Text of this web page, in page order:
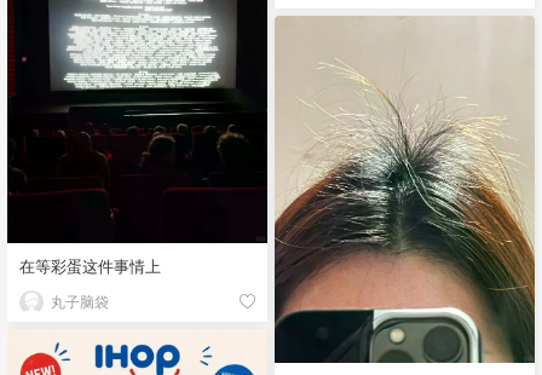
在等彩蛋这件事情上
丸子脑袋